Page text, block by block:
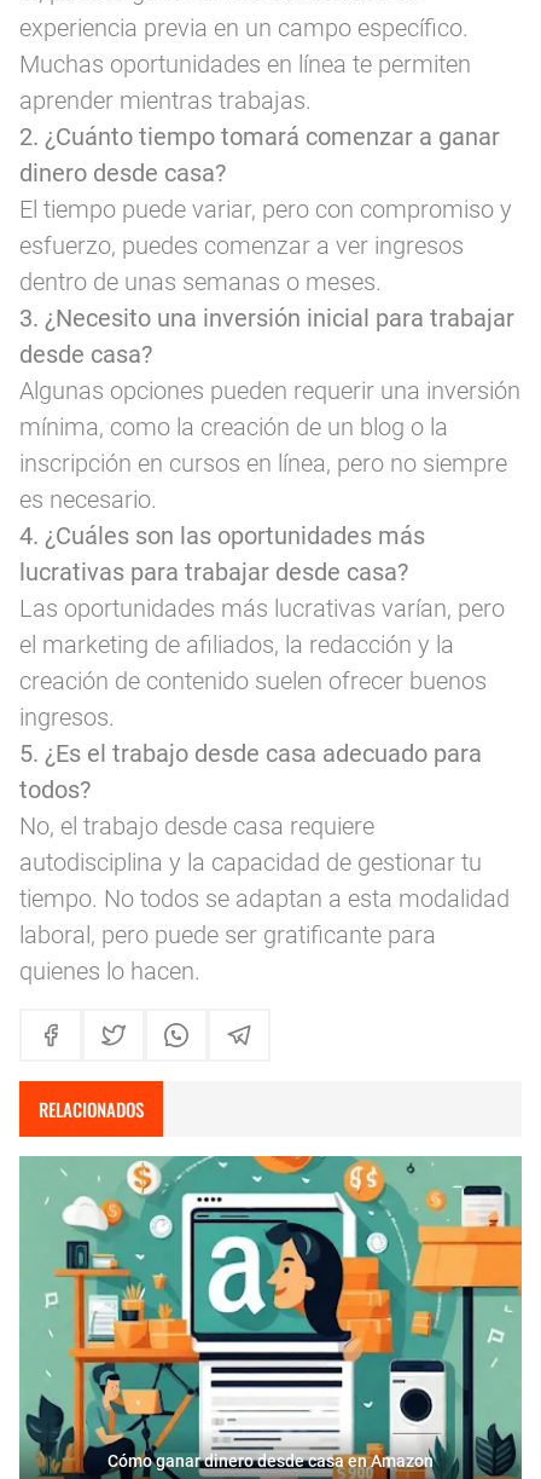
experiencia previa en un campo específico.
Muchas oportunidades en línea te permiten
aprender mientras trabajas.
2. ¿Cuánto tiempo tomará comenzar a ganar
dinero desde casa?
El tiempo puede variar, pero con compromiso y
esfuerzo, puedes comenzar a ver ingresos
dentro de unas semanas o meses.
3. ¿Necesito una inversión inicial para trabajar
desde casa?
Algunas opciones pueden requerir una inversión
mínima, como la creación de un blog o la
inscripción en cursos en línea, pero no siempre
es necesario.
4. ¿Cuáles son las oportunidades más
lucrativas para trabajar desde casa?
Las oportunidades más lucrativas varían, pero
el marketing de afiliados, la redacción y la
creación de contenido suelen ofrecer buenos
ingresos.
5. ¿Es el trabajo desde casa adecuado para
todos?
No, el trabajo desde casa requiere
autodisciplina y la capacidad de gestionar tu
tiempo. No todos se adaptan a esta modalidad
laboral, pero puede ser gratificante para
quienes lo hacen.
RELACIONADOS
Cómo ganar dinero desde casa en Amazon